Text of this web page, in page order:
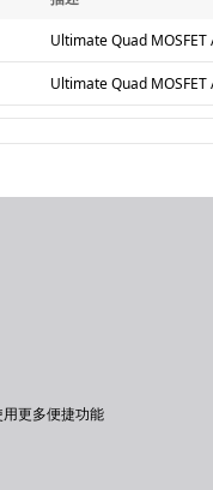
Ultimate Quad MOSFET
Ultimate Quad MOSFET
更多便捷功能